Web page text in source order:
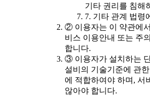
기타 권리를 침해
7. 기타 관계 법령
② 이용자는 이 약관에
비스 이용안내 또는 주
합니다.
③ 이용자가 설치하는
설비의 기술기준에 관
에 적합하여야 하며, 서
않아야 합니다.